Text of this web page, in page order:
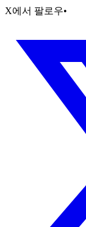
X에서 팔로우•